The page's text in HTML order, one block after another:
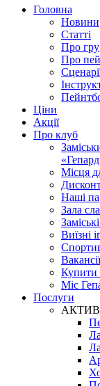
Головна
Новини
Статті
Про гру
Про
Ціни
Акції
Про клуб
Місця
Наші
Зала
Виїзні
Вакансії
Купити
Міс
Послуги